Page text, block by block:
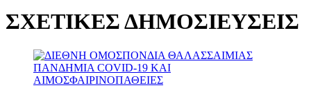
ΣΧΕΤΙΚΕΣ ΔΗΜΟΣΙΕΥΣΕΙΣ